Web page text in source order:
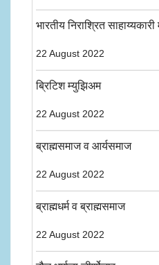
भारतीय निराश्रित
22 August 2022
ब्रिटिश म्युझिअम
22 August 2022
ब्राह्मसमाज व आर्यसमाज
22 August 2022
ब्राह्मधर्म व ब्राह्मसमाज
22 August 2022